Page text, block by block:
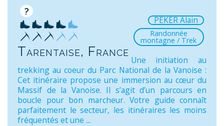
?
Tarentaise, France
PEKER Alain
Randonnée
montagne / Trek
Une initiation au
trekking au coeur du Parc National de la Vanoise :
Cet itinéraire propose une immersion au cœur du
Massif de la Vanoise. Il s’agit d’un parcours en
boucle pour bon marcheur. Votre guide connaît
parfaitement le secteur, les itinéraires les moins
fréquentés et une ...